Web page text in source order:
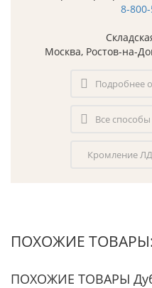
8-
Москва, Ростов-на-
Подробнее
Все
Кромление
ПОХОЖИЕ ТОВАРЫ:
ПОХОЖИЕ ТОВАРЫ